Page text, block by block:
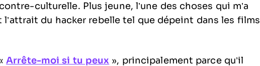
culturelle. Plus jeune, l’une des choses qui m’a
du hacker rebelle tel que dépeint dans les films
Arrête-moi si tu peux », principalement parce qu’il